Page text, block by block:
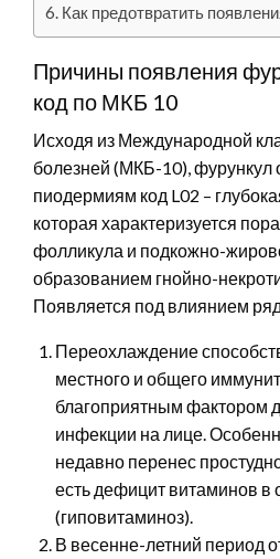
Как предотвратить
Причины появления
код по МКБ 10
Исходя из Международной
болезней (МКБ-10), фурункул
пиодермиям код L02 –
которая характеризуется
фолликула и подкожно-
образованием гнойно-
Появляется под влиянием
Переохлаждение
местного и общего
благоприятным фактором
инфекции на лице.
недавно перенес
есть дефицит витаминов в
(гиповитаминоз).
В весенне-летний период